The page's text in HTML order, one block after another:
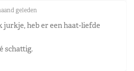
geleden
jurkje, heb er een haat-liefde
schattig.